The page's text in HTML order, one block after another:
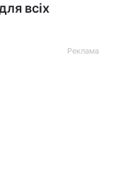
всіх
Реклама